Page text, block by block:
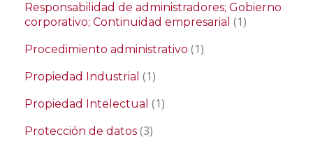
Responsabilidad de administradores; Gobierno
corporativo; Continuidad empresarial (1)
Procedimiento administrativo (1)
Propiedad Industrial (1)
Propiedad Intelectual (1)
Protección de datos (3)